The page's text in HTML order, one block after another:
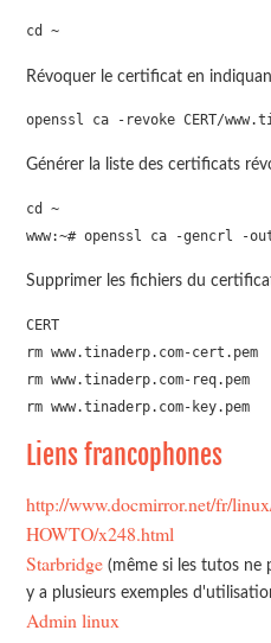
cd ~
Révoquer le certificat en
openssl ca -revoke CERT/
Générer la liste des certificats
cd ~
www:~# openssl ca -gencrl -
Supprimer les fichiers du
CERT
rm www.tinaderp.com-cert.pem
rm www.tinaderp.com-req.pem
rm www.tinaderp.com-key.pem
Liens francophones
http://www.docmirror.net/fr/
HOWTO/x248.html
Starbridge (même si les tutos ne
y a plusieurs exemples
Admin linux